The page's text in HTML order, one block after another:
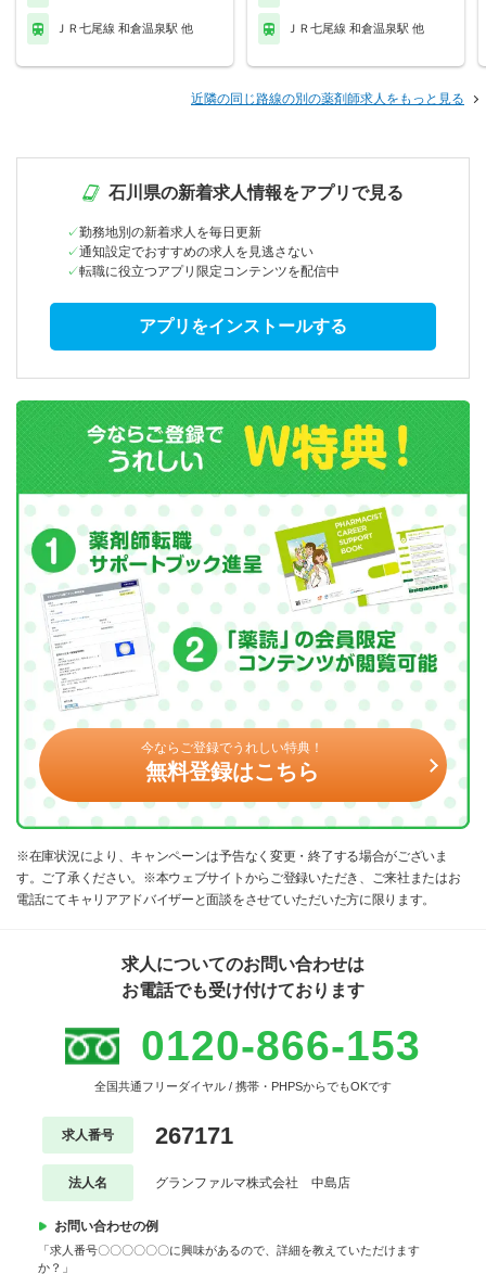
ＪＲ七尾線 和倉温泉駅 他 ＪＲ七尾線 和倉温泉駅 他
近隣の同じ路線の別の薬剤師求人をもっと見る
石川県の新着求人情報をアプリで見る
勤務地別の新着求人を毎日更新
通知設定でおすすめの求人を見逃さない
転職に役立つアプリ限定コンテンツを配信中
アプリをインストールする
今ならご登録でうれしい特典！
無料登録はこちら
※在庫状況により、キャンペーンは予告なく変更・終了する場合がございま
す。ご了承ください。※本ウェブサイトからご登録いただき、ご来社またはお
電話にてキャリアアドバイザーと面談をさせていただいた方に限ります。
求人についてのお問い合わせは
お電話でも受け付けております
0120-866-153
全国共通フリーダイヤル / 携帯・PHPSからでもOKです
求人番号 267171
法人名 グランファルマ株式会社 中島店
お問い合わせの例
「求人番号〇〇〇〇〇〇に興味があるので、詳細を教えていただけます
か？」